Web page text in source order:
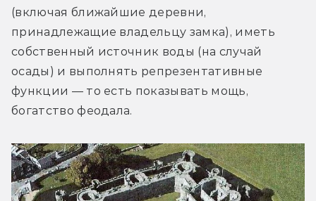
(включая ближайшие деревни,
принадлежащие владельцу замка), иметь
собственный источник воды (на случай
осады) и выполнять репрезентативные
функции — то есть показывать мощь,
богатство феодала.